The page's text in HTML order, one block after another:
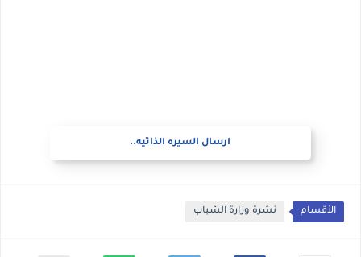
ارسال السيره الذاتيه..
الأقسام نشرة وزارة الشباب